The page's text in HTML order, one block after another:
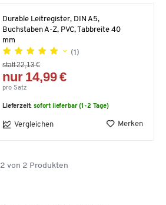
Durable Leitregister, DIN A5,
Buchstaben A-Z, PVC, Tabbreite 40
mm
(1)
statt 22,13 €
nur 14,99 €
pro Satz
Lieferzeit:sofort lieferbar (1-2 Tage)
Vergleichen Merken
2 von 2 Produkten